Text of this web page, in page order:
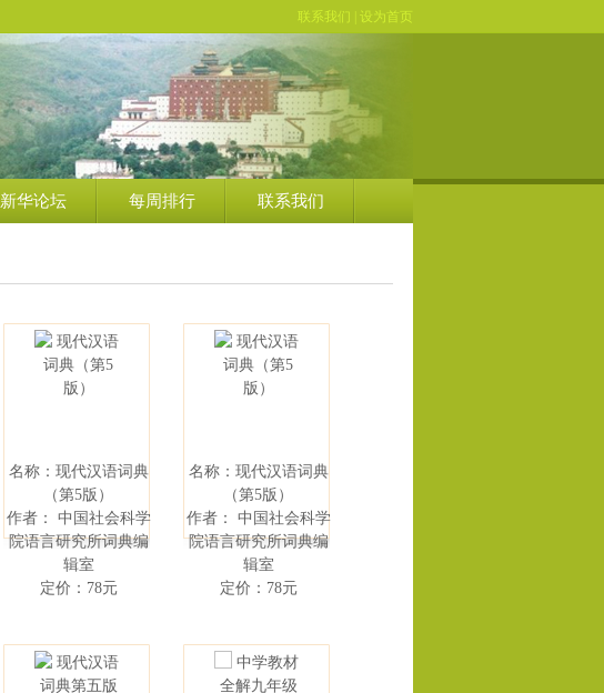
联系我们 设为首页
新华论坛 每周排行 联系我们
名称：现代汉语词典
（第5版）
作者： 中国社会科学
院语言研究所词典编
辑室
定价：78元
名称：现代汉语词典
（第5版）
作者： 中国社会科学
院语言研究所词典编
辑室
定价：78元